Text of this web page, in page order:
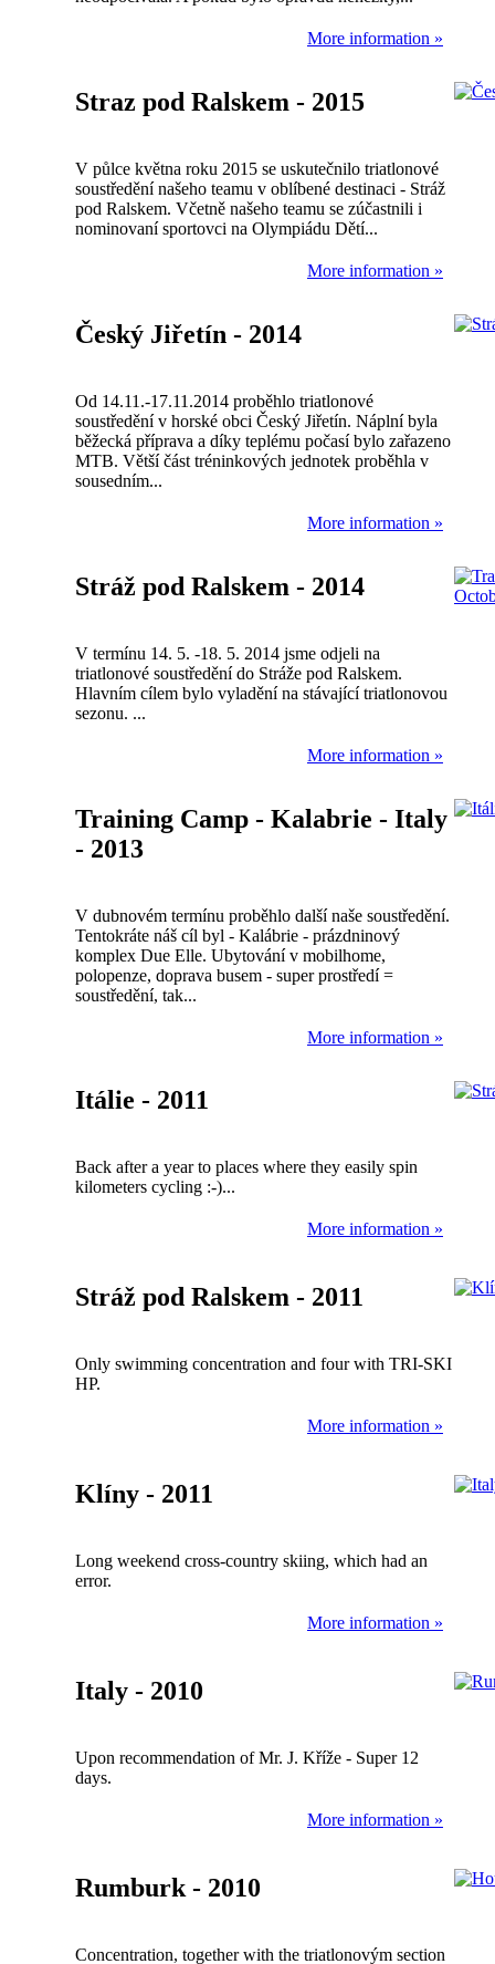
More information »
Straz pod Ralskem - 2015
V půlce května roku 2015 se uskutečnilo triatlonové
soustředění našeho teamu v oblíbené destinaci - Stráž
pod Ralskem. Včetně našeho teamu se zúčastnili i
nominovaní sportovci na Olympiádu Dětí...
More information »
Český Jiřetín - 2014
Od 14.11.-17.11.2014 proběhlo triatlonové
soustředění v horské obci Český Jiřetín. Náplní byla
běžecká příprava a díky teplému počasí bylo zařazeno
MTB. Větší část tréninkových jednotek proběhla v
sousedním...
More information »
Stráž pod Ralskem - 2014
V termínu 14. 5. -18. 5. 2014 jsme odjeli na
triatlonové soustředění do Stráže pod Ralskem.
Hlavním cílem bylo vyladění na stávající triatlonovou
sezonu. ...
More information »
Training Camp - Kalabrie - Italy
- 2013
V dubnovém termínu proběhlo další naše soustředění.
Tentokráte náš cíl byl - Kalábrie - prázdninový
komplex Due Elle. Ubytování v mobilhome,
polopenze, doprava busem - super prostředí =
soustředění, tak...
More information »
Itálie - 2011
Back after a year to places where they easily spin
kilometers cycling :-)...
More information »
Stráž pod Ralskem - 2011
Only swimming concentration and four with TRI-SKI
HP.
More information »
Klíny - 2011
Long weekend cross-country skiing, which had an
error.
More information »
Italy - 2010
Upon recommendation of Mr. J. Kříže - Super 12
days.
More information »
Rumburk - 2010
Concentration, together with the triatlonovým section